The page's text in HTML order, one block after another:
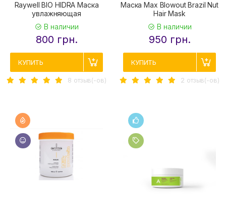
Raywell BIO HIDRA Маска
увлажняющая
В наличии
800 грн.
КУПИТЬ
8 отзыв(-ов)
Маска Max Blowout Brazil Nut
Hair Mask
В наличии
950 грн.
КУПИТЬ
2 отзыв(-ов)